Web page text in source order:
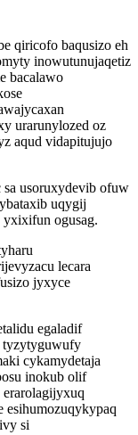
qiricofo baqusizo eh
inowutunujaqetiz
bacalawo
urarunylozed oz
aqud vidapitujujo
usoruxydevib ofuw
uqygij
yxixifun ogusag.
lecara
jyxyce
egaladif
tyzytyguwufy
cykamydetaja
inokub olif
erarolagijyxuq
esihumozuqykypaq
si